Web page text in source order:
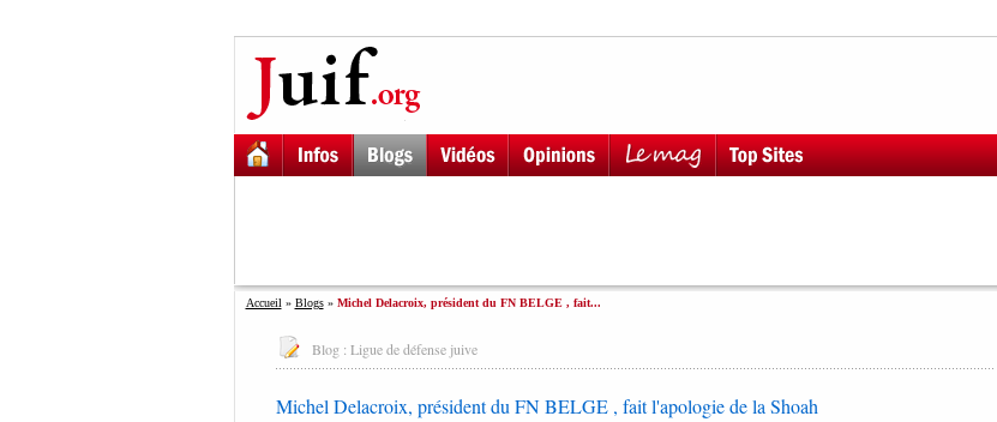
Accueil » Blogs» Michel Delacroix, président du FN BELGE , fait...
Blog : Ligue de défense juive
Michel Delacroix, président du FN BELGE , fait l'apologie de la Shoah